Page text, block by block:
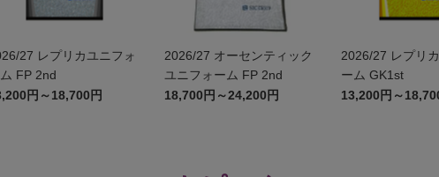
レプリカユニフォ
FP 2nd
円～18,700円
2026/27 オーセンティック
ユニフォーム FP 2nd
18,700円～24,200円
2026/27 レプリカユニフォ
ーム GK1st
13,200円～